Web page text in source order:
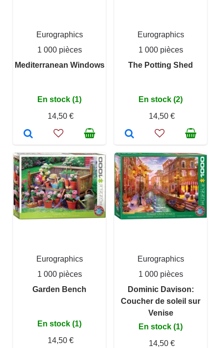
Eurographics
1 000 pièces
Mediterranean Windows
En stock (1)
14,50 €
Eurographics
1 000 pièces
The Potting Shed
En stock (2)
14,50 €
Eurographics
1 000 pièces
Garden Bench
En stock (1)
14,50 €
Eurographics
1 000 pièces
Dominic Davison:
Coucher de soleil sur
Venise
En stock (1)
14,50 €